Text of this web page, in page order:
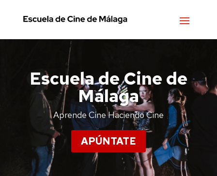
Escuela de Cine de
Málaga
Aprende Cine Haciendo Cine
APÚNTATE